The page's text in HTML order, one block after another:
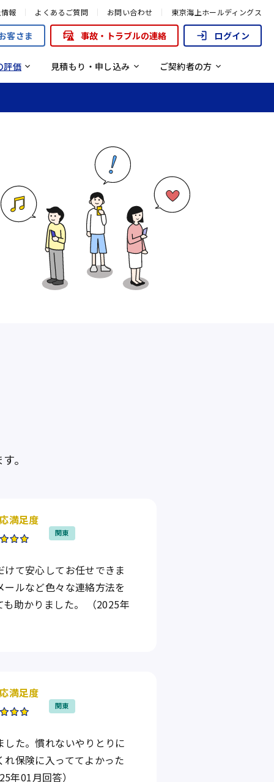
報 よくあるご質問 お問い合わせ 東京海上ホールディングス
客さま 事故・トラブルの連絡 ログイン
保険料は走った分だけ
み
安全な街づくりを支援する取り組み
初めての自動車保険 よくあるご質問
評価 見積もり・申し込み
れ
ご契約者の方
品でお支払いできる保険金一
。
満足度
関東
て安心してお任せできま
ルなど色々な連絡方法を
助かりました。 （2025年
満足度
関東
た。慣れないやりとりに
保険に入っててよかった
年01月回答）